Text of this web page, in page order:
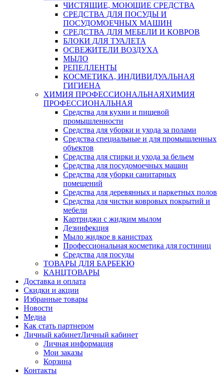
ЧИСТЯЩИЕ, МОЮЩИЕ СРЕДСТВА
СРЕДСТВА ДЛЯ ПОСУДЫ И
ПОСУДОМОЕЧНЫХ МАШИН
СРЕДСТВА ДЛЯ МЕБЕЛИ И КОВРОВ
БЛОКИ ДЛЯ ТУАЛЕТА
ОСВЕЖИТЕЛИ ВОЗДУХА
МЫЛО
РЕПЕЛЛЕНТЫ
КОСМЕТИКА, ИНДИВИДУАЛЬНАЯ
ГИГИЕНА
ХИМИЯ ПРОФЕССИОНАЛЬНАЯХИМИЯ
ПРОФЕССИОНАЛЬНАЯ
Средства для кухни и пищевой
промышленности
Средства для уборки и ухода за полами
Средства специальные и для промышленных
объектов
Средства для стирки и ухода за бельем
Средства для посудомоечных машин
Средства для уборки санитарных
помещений
Средства для деревянных и паркетных полов
Средства для чистки ковровых покрытий и
мебели
Картриджи с жидким мылом
Дезинфекция
Мыло жидкое в канистрах
Профессиональная косметика для гостиниц
Средства для посуды
ТОВАРЫ ДЛЯ БАРБЕКЮ
КАНЦТОВАРЫ
Доставка и оплата
Скидки и акции
Избранные товары
Новости
Медиа
Как стать партнером
Личный кабинетЛичный кабинет
Личная информация
Мои заказы
Корзина
Контакты